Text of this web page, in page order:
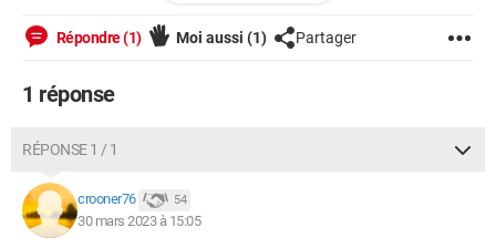
aidez moi s'il vous plait, Merci
Windows / Chrome 109.0.0.0
Répondre (1) Moi aussi (1) Partager
1 réponse
RÉPONSE 1 / 1
crooner76 54
30 mars 2023 à 15:05